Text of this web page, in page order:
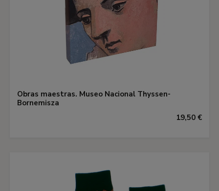
Obras maestras. Museo Nacional Thyssen-
Bornemisza
19,50 €